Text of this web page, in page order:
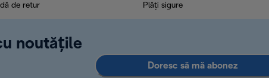
de retur Plăți sigure
noutățile
Doresc să mă abonez